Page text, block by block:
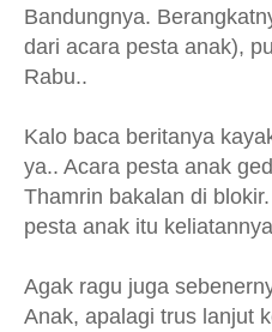
Bandungnya.
dari acara pesta anak),
Rabu..
Kalo baca beritanya
ya.. Acara pesta anak
Thamrin bakalan di
pesta anak itu
Agak ragu juga
Anak, apalagi trus lanjut